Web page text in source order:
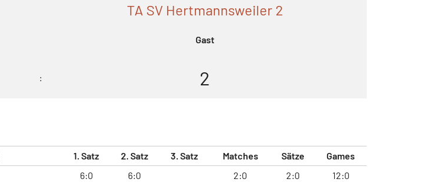
TA SV Hertmannsweiler 2
Gast
: 2
1. Satz 2. Satz 3. Satz Matches Sätze Games
6:0 6:0 2:0 2:0 12:0